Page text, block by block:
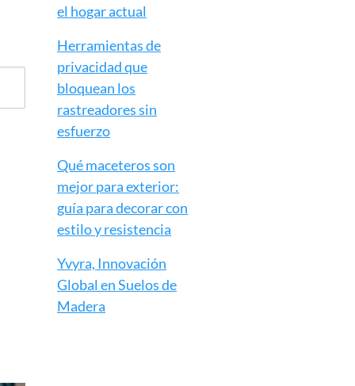
el hogar actual
Herramientas de
privacidad que
bloquean los
rastreadores sin
esfuerzo
Qué maceteros son
mejor para exterior:
guía para decorar con
estilo y resistencia
Yvyra, Innovación
Global en Suelos de
Madera